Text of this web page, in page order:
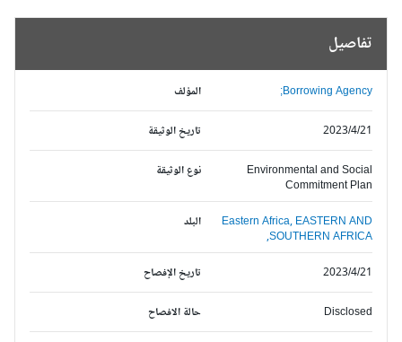
تفاصيل
المؤلف Borrowing Agency;
تاريخ الوثيقة 2023/4/21
نوع الوثيقة
Environmental and Social
Commitment Plan
البلد
Eastern Africa,EASTERN AND
SOUTHERN AFRICA,
تاريخ الإفصاح
2023/4/21
حالة الافصاح Disclosed